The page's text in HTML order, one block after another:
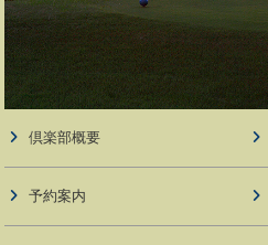
倶楽部概要
予約案内